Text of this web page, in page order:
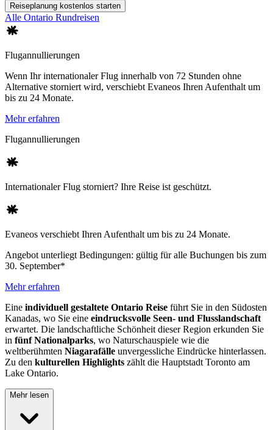
Reiseplanung kostenlos starten
Alle Ontario Rundreisen
Flugannullierungen
Wenn Ihr internationaler Flug innerhalb von 72 Stunden ohne
Alternative storniert wird, verschiebt Evaneos Ihren Aufenthalt um
bis zu 24 Monate.
Mehr erfahren
Flugannullierungen
Internationaler Flug storniert? Ihre Reise ist geschützt.
Evaneos verschiebt Ihren Aufenthalt um bis zu 24 Monate.
Angebot unterliegt Bedingungen: gültig für alle Buchungen bis zum
30. September*
Mehr erfahren
Eine individuell gestaltete Ontario Reise führt Sie in den Südosten
Kanadas, wo Sie eine eindrucksvolle Seen- und Flusslandschaft
erwartet. Die landschaftliche Schönheit dieser Region erkunden Sie
in fünf Nationalparks, wo Naturschauspiele wie die
weltberühmten Niagarafälle unvergessliche Eindrücke hinterlassen.
Zu den kulturellen Highlights zählt die Hauptstadt Toronto am
Lake Ontario.
Mehr lesen